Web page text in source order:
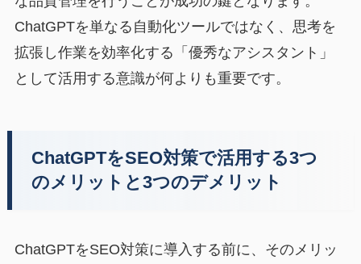
ChatGPTを単なる自動化ツールではなく、思考を
拡張し作業を効率化する「優秀なアシスタント」
として活用する意識が何よりも重要です。
ChatGPTをSEO対策で活用する3つ
のメリットと3つのデメリット
ChatGPTをSEO対策に導入する前に、そのメリッ